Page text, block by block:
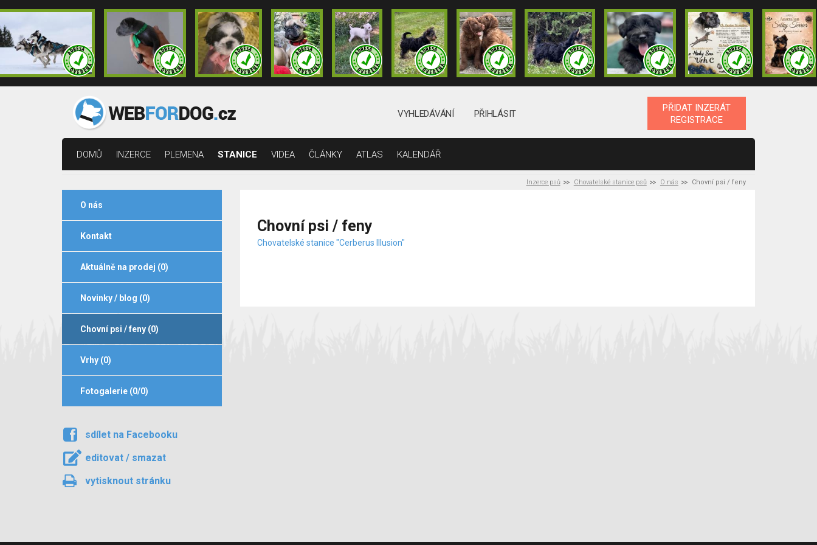
VYHLEDÁVÁNÍ PŘIHLÁSIT
PŘIDAT INZERÁT
REGISTRACE
DOMŮ INZERCE PLEMENA STANICE VIDEA ČLÁNKY ATLAS KALENDÁŘ
Inzerce psů Chovatelské stanice psů O nás Chovní psi / feny
O nás
Kontakt
Aktuálně na prodej (0)
Novinky / blog (0)
Chovní psi / feny (0)
Vrhy (0)
Fotogalerie (0/0)
sdílet na Facebooku
editovat / smazat
vytisknout stránku
Chovní psi / feny
Chovatelské stanice "Cerberus Illusion"